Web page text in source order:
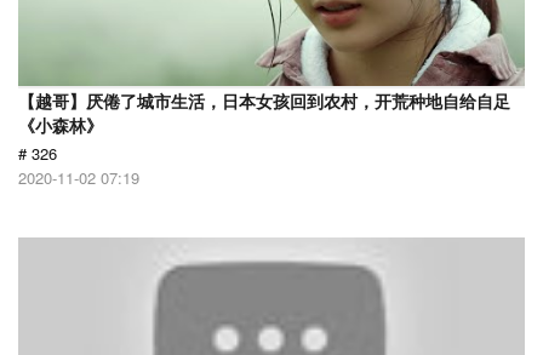
【越哥】厌倦了城市生活，日本女孩回到农村，开荒种地自给自足
《小森林》
# 326
2020-11-02 07:19